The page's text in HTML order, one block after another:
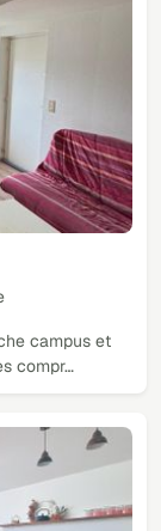
campus et
compr…